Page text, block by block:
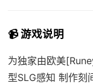
📹 游戏说明
为独家由欧美
型SLG感知 制作刻